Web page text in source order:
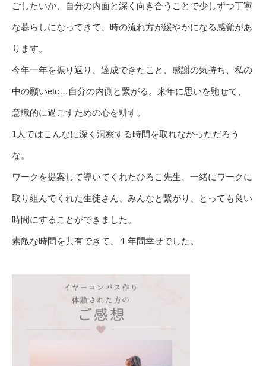
ごしたいか、自分の内面と深く向き合うことで少しずつ丁寧
な暮らしになってきて、時の流れ方が緩やかになる感覚があ
ります。
今年一年を振り返り、達成できたこと、感謝の気持ち、私の
中の願いetc…自分の内側と繋がる。来年に思いを馳せて、
意識的に過ごすための心を耕す。
1人ではこんなに深く洞察する時間を取れなかっただろう
な。
ワークを提案して導いてくれたひろこ先生、一緒にワークに
取り組んでくれた生徒さん、みんなと繋がり、とっても良い
時間にすることができました。
素敵な時間を共有できて、１年間幸せでした。